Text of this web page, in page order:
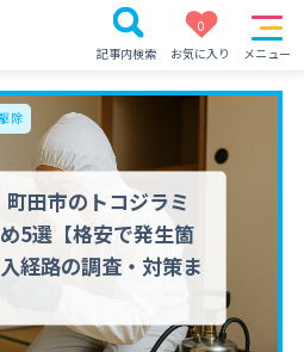
記事内検索
0
お気に入り
メニュー
町田市のトコジラミ
5選【格安で発生箇
経路の調査・対策ま
除